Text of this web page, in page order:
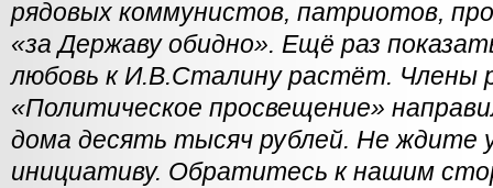
рядовых коммунистов, патриотов,
«за Державу обидно». Ещё раз
любовь к И.В.Сталину растёт. Члены
«Политическое просвещение»
дома десять тысяч рублей. Не ждите
инициативу. Обратитесь к нашим